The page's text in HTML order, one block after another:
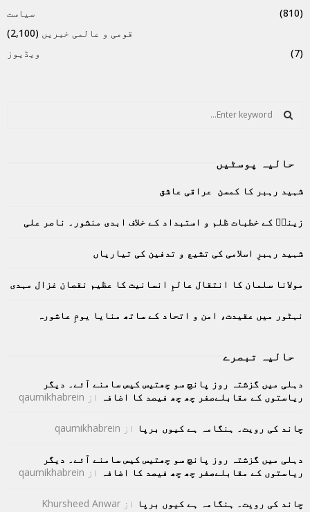
سیاست
(810)
قومی و عالمی خبریں (2,100)
ویڈیوز
(7)
f
r
E
A
R
C
H
حالیہ پوسٹیں
شہید رہبر کا کمسن عراقی عاشق
زینبؑ کے خطبات ظلم و استبداد کے خلاف ابدی منشور۔ ناصر علی
شہید رہبرِ اسلامی کی تشیع و تدفین کی تیاریاں
مولانا سلمان کا انتقال عالمِ انسانیت کا عظیم نقصان غزال مہدی
نہٹور میں عقیدت، امن و اتحاد کے ساتھ منایا یومِ عاشورہ
حالیہ تبصرے
دہلی میں گزشتہ روز پانچ سو چھتیس کیس سامنے آئے۔ دیگر
ریاستوں کے مقابلےصفر چھ چھ فیصد کا اضافہ
از qaumikhabrein
چاند کی رویت۔ ہنگامہ ہے کیوں برپا از qaumikhabrein
دہلی میں گزشتہ روز پانچ سو چھتیس کیس سامنے آئے۔ دیگر
ریاستوں کے مقابلےصفر چھ چھ فیصد کا اضافہ
از qaumikhabrein
چاند کی رویت۔ ہنگامہ ہے کیوں برپا از Khursheed Anwar